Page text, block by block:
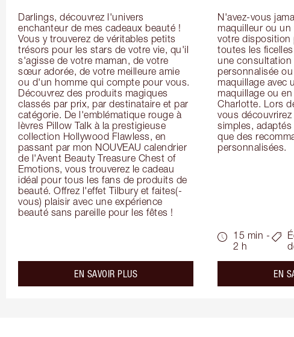
Darlings, découvrez l'univers
enchanteur de mes cadeaux beauté !
Vous y trouverez de véritables petits
trésors pour les stars de votre vie, qu'il
s'agisse de votre maman, de votre
sœur adorée, de votre meilleure amie
ou d'un homme qui compte pour vous.
Découvrez des produits magiques
classés par prix, par destinataire et par
catégorie. De l'emblématique rouge à
lèvres Pillow Talk à la prestigieuse
collection Hollywood Flawless, en
passant par mon NOUVEAU calendrier
de l'Avent Beauty Treasure Chest of
Emotions, vous trouverez le cadeau
idéal pour tous les fans de produits de
beauté. Offrez l'effet Tilbury et faites(-
vous) plaisir avec une expérience
beauté sans pareille pour les fêtes !
EN SAVOIR PLUSabout the
N'avez-vous
maquilleur ou
votre disposition
toutes les
une consultation
personnalisée
maquillage avec
maquillage ou
Charlotte. Lors
vous
simples,
que des
personnalisées.
15 min -
2 h
EN